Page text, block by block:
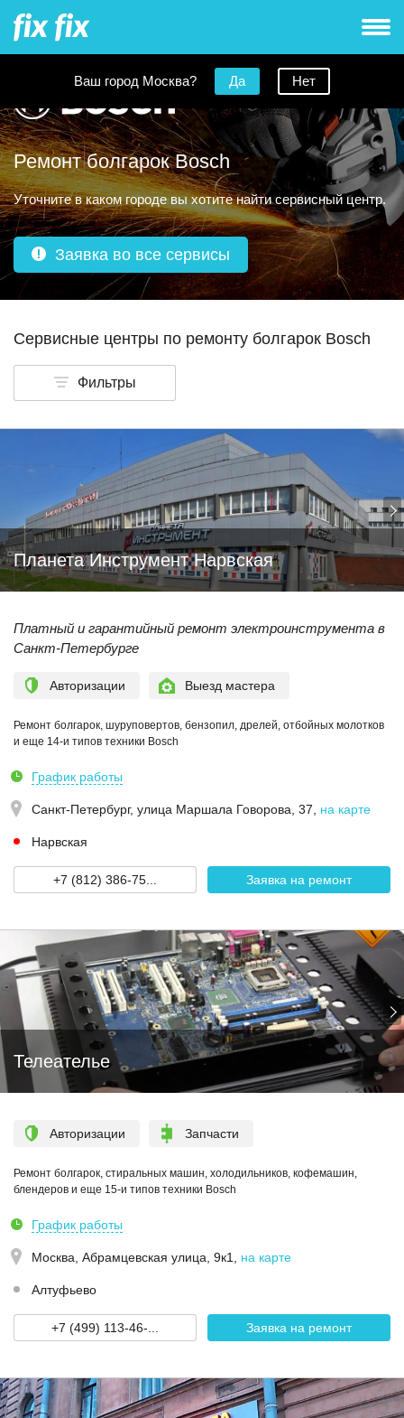
Ваш город Москва? Да Нет
Ремонт болгарок Bosch
Уточните в каком городе вы хотите найти сервисный центр.
Заявка во все сервисы
Сервисные центры по ремонту болгарок Bosch
Фильтры
Планета Инструмент Нарвская
Платный и гарантийный ремонт электроинструмента в
Санкт-Петербурге
Авторизации Выезд мастера
Ремонт болгарок, шуруповертов, бензопил, дрелей, отбойных молотков
и еще 14-и типов техники Bosch
График работы
Санкт-Петербург, улица Маршала Говорова, 37 на карте
Нарвская
+7 (812) 386-75... Заявка на ремонт
Телеателье
Авторизации Запчасти
Ремонт болгарок, стиральных машин, холодильников, кофемашин,
блендеров и еще 15-и типов техники Bosch
График работы
Москва, Абрамцевская улица, 9к1 на карте
Алтуфьево
+7 (499) 113-46-... Заявка на ремонт